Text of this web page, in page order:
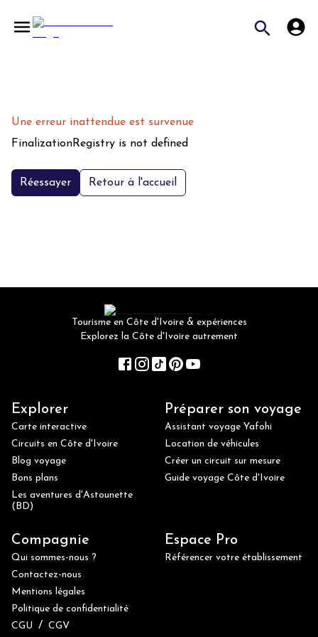
Une erreur inattendue est survenue
FinalizationRegistry is not defined
Réessayer Retour à l'accueil
Tourisme en Côte d'Ivoire & expériences
Explorez la Côte d'Ivoire autrement
Explorer
Carte interactive
Circuits en Côte d'Ivoire
Blog voyage
Bons plans
Les aventures d'Astounette
(BD)
Préparer son voyage
Assistant voyage Yafohi
Location de véhicules
Créer un circuit sur mesure
Guide voyage Côte d'Ivoire
Compagnie
Qui sommes-nous ?
Contactez-nous
Mentions légales
Politique de confidentialité
CGU / CGV
Espace Pro
Référencer votre établissement